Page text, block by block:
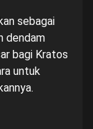
sebagai
dendam
bagi Kratos
untuk